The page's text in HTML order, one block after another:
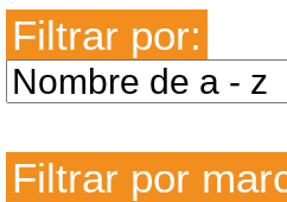
Filtrar por:
Filtrar por